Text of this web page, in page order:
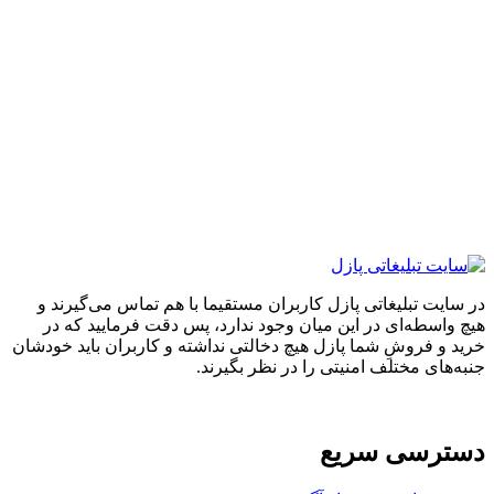
پازل کاربران مستقیما با هم تماس می‌گیرند و
این میان وجود ندارد، پس دقت فرمایید که در
پازل هیچ دخالتی نداشته و کاربران باید خودشان
امنیتی را در نظر بگیرند.
سریع